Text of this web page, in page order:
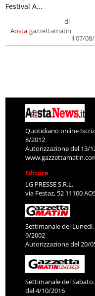
Aosta
di
gazzettamatin
il 07/
Festival A...
Quotidiano online
8/2012
Autorizzazione del 13/
Editore
LG PRESSE S.R.L.
via Festaz, 52 11100
Settimanale del
9/2002
Autorizzazione del 20/
Settimanale del
del 4/10/2016